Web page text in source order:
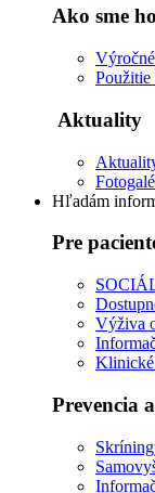
Ako sme
Aktuality
Hľadám
Pre
Výživa
Klinické
Prevencia